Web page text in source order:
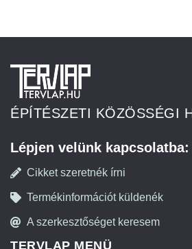
ÉPÍTÉSZETI KÖZÖSSÉGI
Lépjen velünk kapcsolatba:
Cikket szeretnék írni
Termékinformációt küldenék
A szerkesztőséget keresem
TERVLAP MENÜ